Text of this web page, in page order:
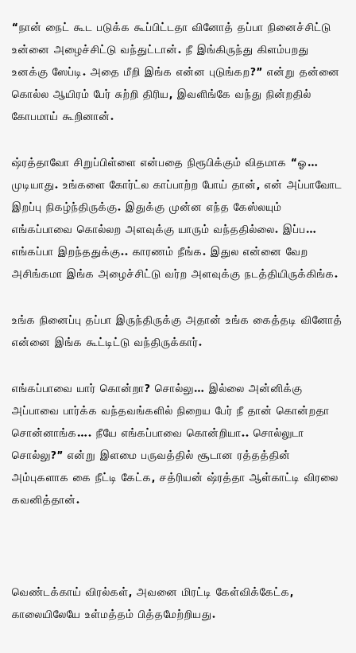
“நான் நைட் கூட படுக்க கூப்பிட்டதா வினோத் தப்பா நினைச்சிட்டு
உன்னை அழைச்சிட்டு வந்துட்டான். நீ இங்கிருந்து கிளம்பறது
உனக்கு ஸேப்டி. அதை மீறி இங்க என்ன புடுங்கற?” என்று தன்னை
கொல்ல ஆயிரம் பேர் சுற்றி திரிய, இவளிங்கே வந்து நின்றதில்
கோபமாய் கூறினான்‌.
ஷ்ரத்தாவோ சிறுப்பிள்ளை என்பதை நிரூபிக்கும் விதமாக “ஓ…
முடியாது. உங்களை கோர்ட்ல காப்பாற்ற போய் தான், என் அப்பாவோட
இறப்பு நிகழ்ந்திருக்கு. இதுக்கு முன்ன எந்த கேஸ்லயும்
எங்கப்பாவை கொல்லற அளவுக்கு யாரும் வந்ததில்லை‌. இப்ப…
எங்கப்பா இறந்ததுக்கு.. காரணம் நீங்க. இதுல என்னை வேற
அசிங்கமா இங்க அழைச்சிட்டு வர்ற அளவுக்கு நடத்தியிருக்கிங்க.
உங்க நினைப்பு தப்பா இருந்திருக்கு‌ அதான் உங்க கைத்தடி வினோத்
என்னை இங்க கூட்டிட்டு வந்திருக்கார்.
எங்கப்பாவை யார் கொன்றா? சொல்லு… இல்லை அன்னிக்கு
அப்பாவை பார்க்க வந்தவங்களில் நிறைய பேர் நீ தான் கொன்றதா
சொன்னாங்க…. நீயே எங்கப்பாவை கொன்றியா.. சொல்லுடா
சொல்லு?” என்று இளமை பருவத்தில் சூடான ரத்தத்தின்
அம்புகளாக கை நீட்டி கேட்க, சத்ரியன் ஷ்ரத்தா ஆள்காட்டி விரலை
கவனித்தான்.
வெண்டக்காய் விரல்கள், அவனை மிரட்டி கேள்விக்கேட்க,
காலையிலேயே உள்மத்தம் பித்தமேற்றியது.